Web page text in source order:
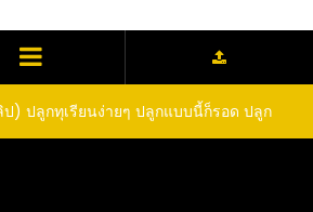
) ปลูกทุเรียนง่ายๆ ปลูกแบบนี้ก็รอด ปลูก
ทุเรียนต้นคู่ แบบเสียบยอดและเมล็ด